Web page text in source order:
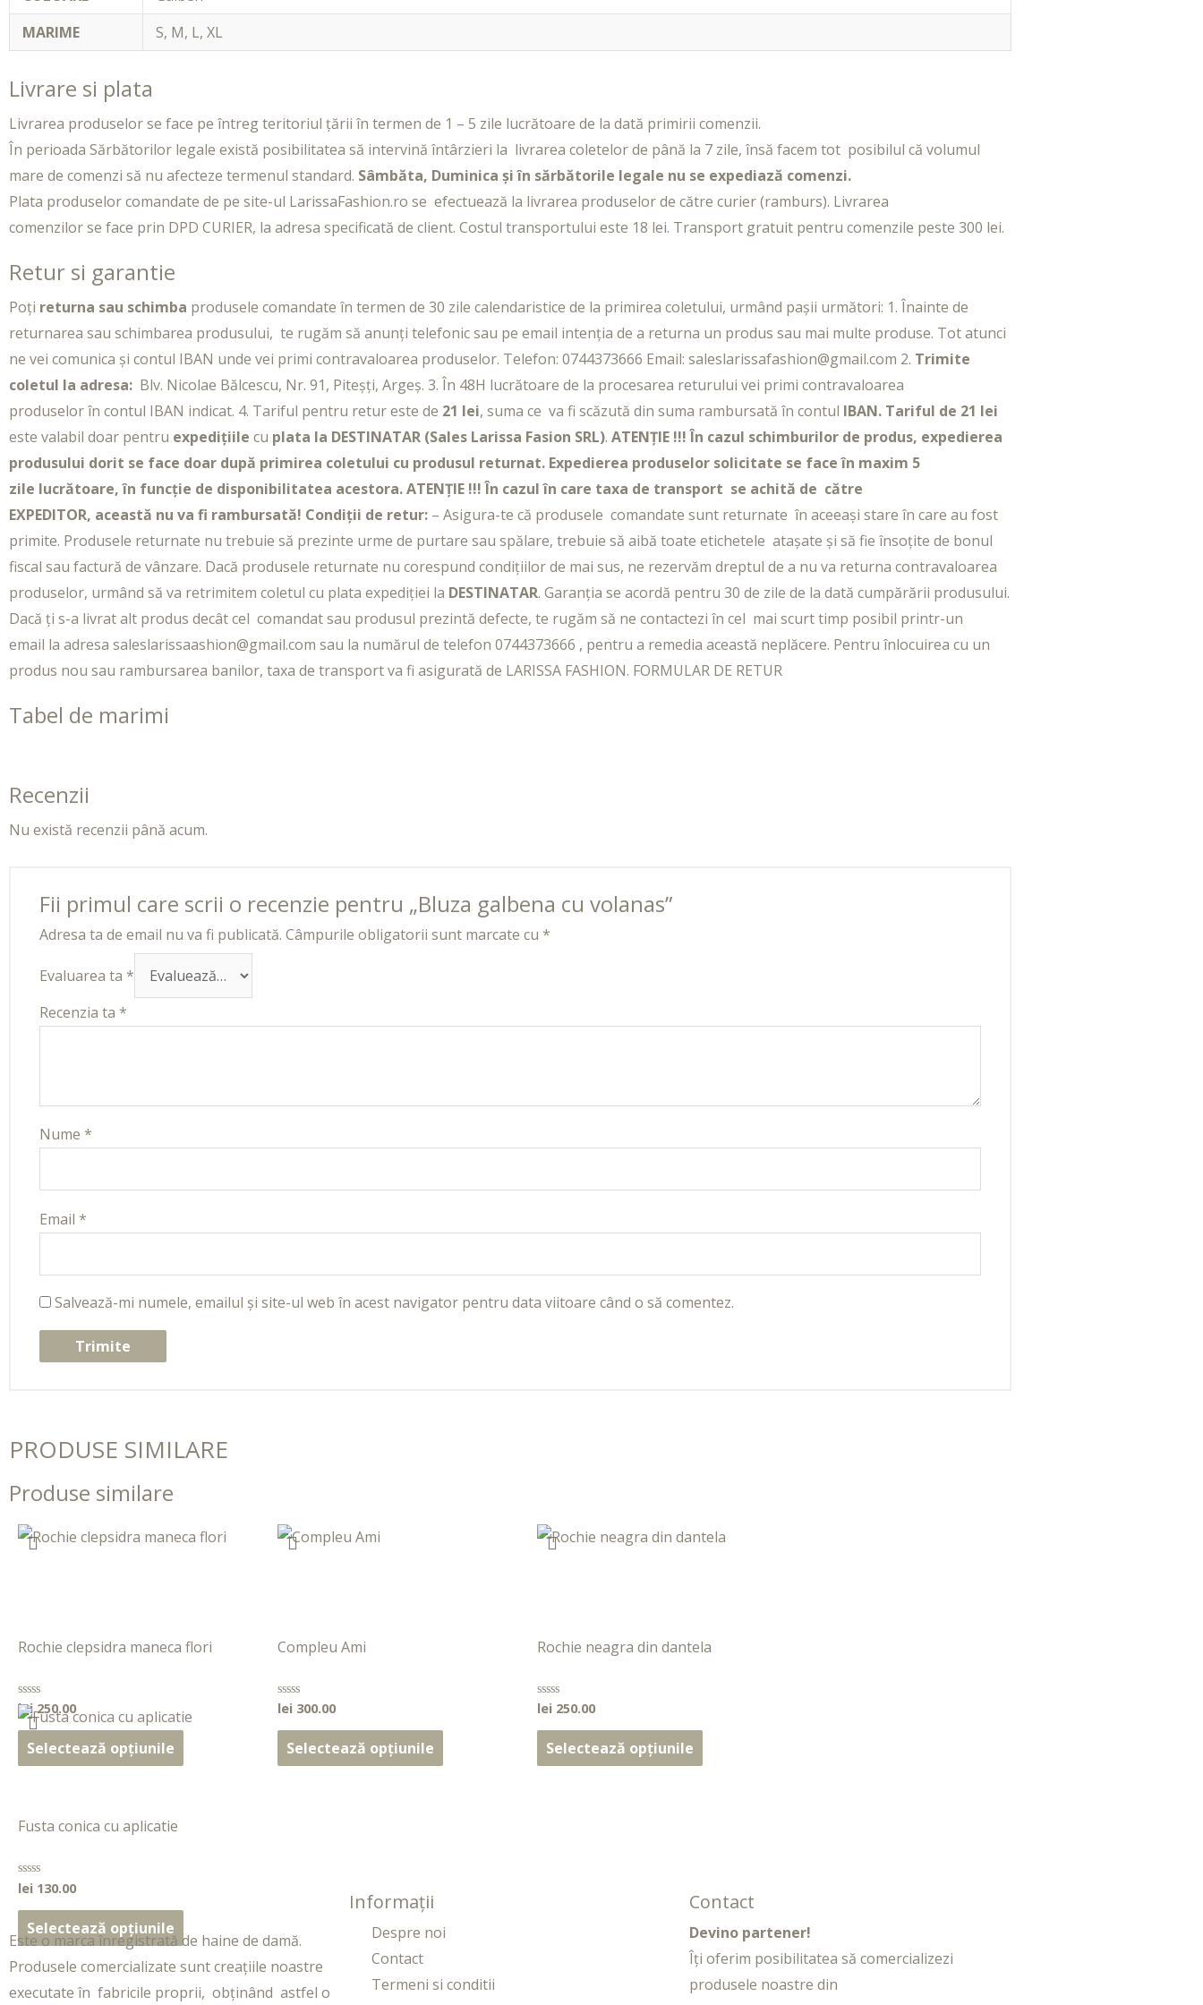
MARIME
S, M, L,XL
Livrare si plata
Livrarea produselor se face pe întreg teritoriul țării în termen de 1 – 5 zile lucrătoare de la dată primirii comenzii.
În perioada Sărbătorilor legale există posibilitatea să intervină întârzieri la livrarea coletelor de până la 7 zile, însă facem tot posibilul că volumul
mare de comenzi să nu afecteze termenul standard. Sâmbăta, Duminica și în sărbătorile legale nu se expediază comenzi.
Plata produselor comandate de pe site-ul LarissaFashion.ro se efectuează la livrarea produselor de către curier (ramburs). Livrarea
comenzilor se face prin DPD CURIER, la adresa specificată de client. Costul transportului este 18 lei. Transport gratuit pentru comenzile peste 300 lei.
Retur si garantie
Poți returna sau schimba produsele comandate în termen de 30 zile calendaristice de la primirea coletului, urmând pașii următori: 1. Înainte de
returnarea sau schimbarea produsului, te rugăm să anunți telefonic sau pe email intenția de a returna un produs sau mai multe produse. Tot atunci
ne vei comunica și contul IBAN unde vei primi contravaloarea produselor. Telefon: 0744373666 Email: saleslarissafashion@gmail.com 2. Trimite
coletul la adresa: Blv. Nicolae Bălcescu, Nr. 91, Piteșți, Argeș. 3. În 48H lucrătoare de la procesarea returului vei primi contravaloarea
produselor în contul IBAN indicat. 4. Tariful pentru retur este de 21 lei, suma ce va fi scăzută din suma rambursată în contul IBAN. Tariful de 21 lei
este valabil doar pentru expedițiile cu plata la DESTINATAR (Sales Larissa Fasion SRL). ATENȚIE !!! În cazul schimburilor de produs, expedierea
produsului dorit se face doar după primirea coletului cu produsul returnat. Expedierea produselor solicitate se face în maxim 5
zile lucrătoare, în funcție de disponibilitatea acestora.ATENȚIE !!! În cazul în care taxa de transport se achită de către
EXPEDITOR, această nu va fi rambursată! Condiții de retur: – Asigura-te că produsele comandate sunt returnate în aceeași stare în care au fost
primite. Produsele returnate nu trebuie să prezinte urme de purtare sau spălare, trebuie să aibă toate etichetele atașate și să fie însoțite de bonul
fiscal sau factură de vânzare. Dacă produsele returnate nu corespund condițiilor de mai sus, ne rezervăm dreptul de a nu va returna contravaloarea
produselor, urmând să va retrimitem coletul cu plata expediției la DESTINATAR. Garanția se acordă pentru 30 de zile de la dată cumpărării produsului.
Dacă ți s-a livrat alt produs decât cel comandat sau produsul prezintă defecte, te rugăm să ne contactezi în cel mai scurt timp posibil printr-un
email la adresa saleslarissaashion@gmail.com sau la numărul de telefon 0744373666 , pentru a remedia această neplăcere. Pentru înlocuirea cu un
produs nou sau rambursarea banilor, taxa de transport va fi asigurată de LARISSA FASHION. FORMULAR DE RETUR
Tabel de marimi
Recenzii
Nu există recenzii până acum.
Fii primul care scrii o recenzie pentru „Bluza galbena cu volanas”
Adresa ta de email nu va fi publicată. Câmpurile obligatorii sunt marcate cu *
Evaluarea ta *
Recenzia ta *
Nume *
Email *
Salvează-mi numele, emailul și site-ul web în acest navigator pentru data viitoare când o să comentez.
PRODUSE SIMILARE
Produse similare
Rochie clepsidra maneca flori
Evaluat
la
0
din
lei250.00
Selectează opțiunile
Compleu Ami
Evaluat
0
din
lei 300.00
Selectează opțiunile
Rochie neagra din dantela
Evaluat
0
din
lei 250.00
Selectează opțiunile
Fusta conica cu aplicatie
Evaluat
0
din
lei 130.00
Selectează opțiunile
Este o marca înregistrată de haine de damă.
Produsele comercializate sunt creațiile noastre
executate în fabricile proprii, obținând astfel o
Informații
Despre noi
Contact
Termeni si conditii
Contact
Devino partener!
Îți oferim posibilitatea să comercializezi
produsele noastre din